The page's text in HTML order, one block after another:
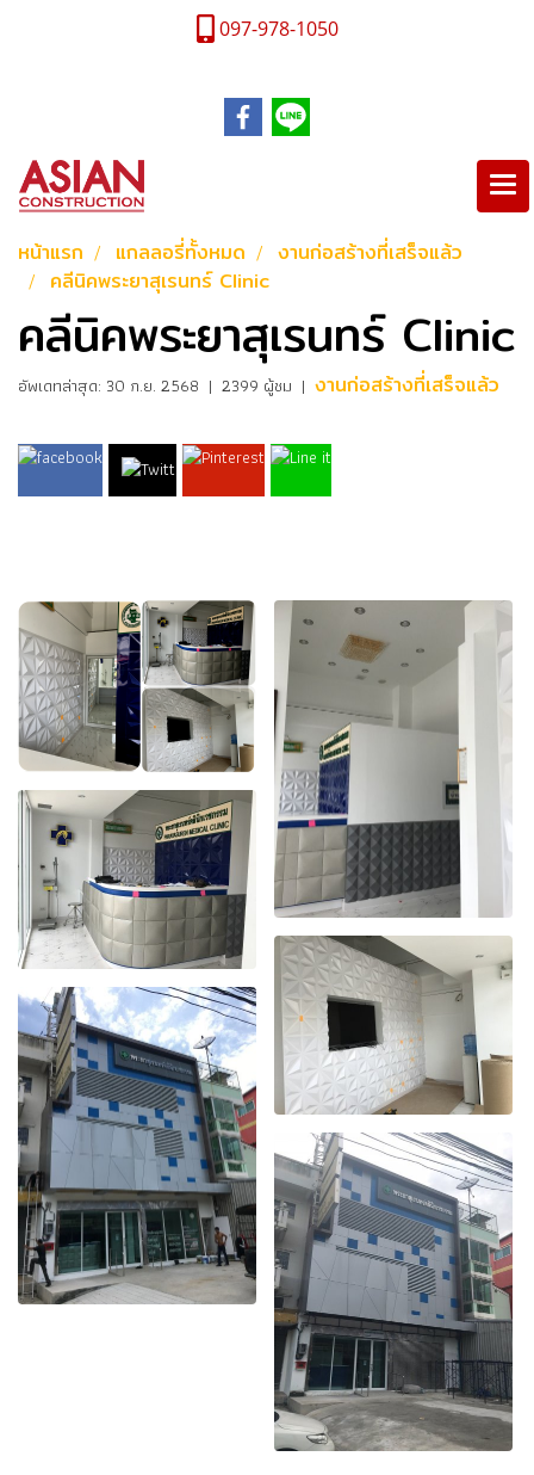
097-978-1050
หน้าแรก แกลลอรี่ทั้งหมด
งานก่อสร้างที่เสร็จแล้ว
คลีนิคพระยาสุเรนทร์ Clinic
คลีนิคพระยาสุเรนทร์ Clinic
อัพเดทล่าสุด: 30 ก.ย. 2568 | 2399 ผู้ชม | งานก่อสร้างที่เสร็จแล้ว